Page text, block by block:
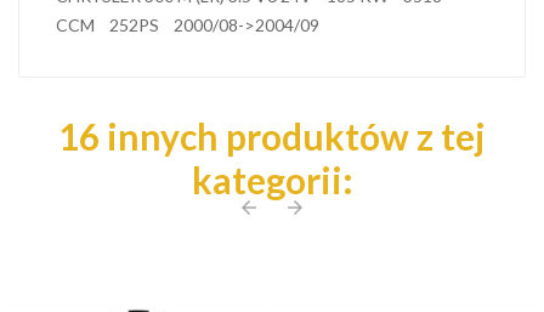
CCM 252PS 2000/08->2004/09
16 innych produktów z tej
kategorii:
arrow_back arrow_forward